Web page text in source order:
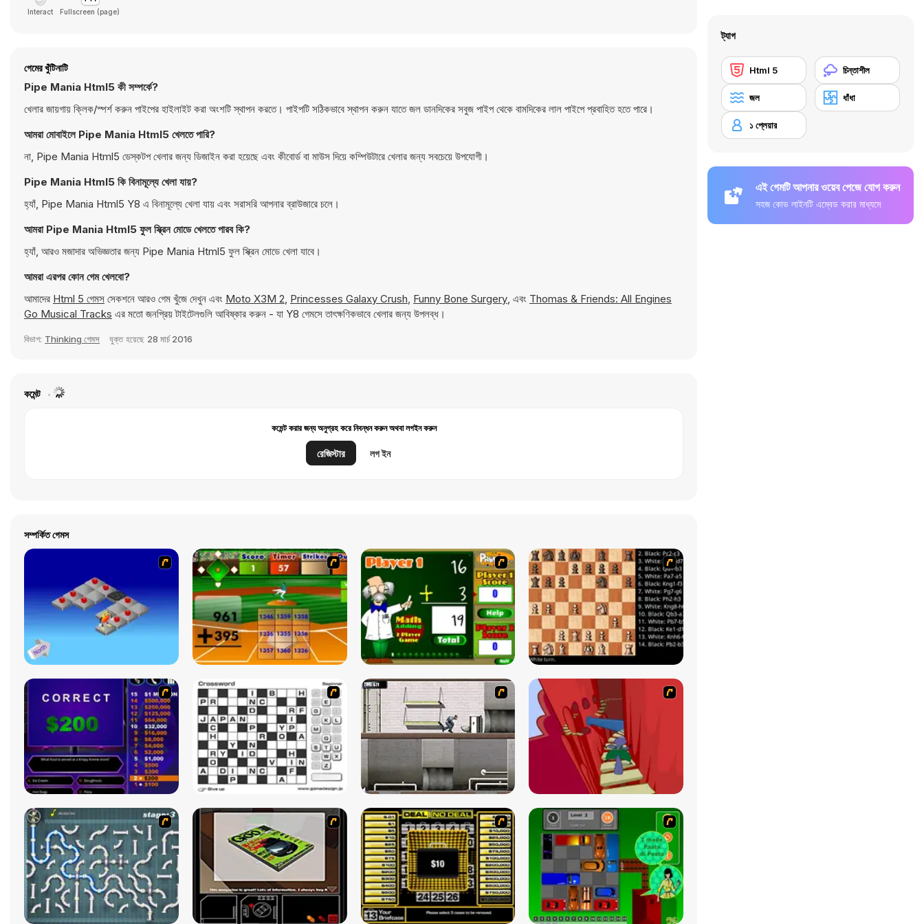
Interact Fullscreen (page)
গেমের খুঁটিনাটি
Pipe Mania Html5 কী সম্পর্কে?
খেলার জায়গায় ক্লিক/স্পর্শ করুন পাইপের হাইলাইট করা অংশটি স্থাপন করতে। পাইপটি সঠিকভাবে স্থাপন করুন যাতে জল ডানদিকের সবুজ পাইপ থেকে বামদিকের লাল পাইপে প্রবাহিত হতে পারে।
আমরা মোবাইলে Pipe Mania Html5 খেলতে পারি?
না, Pipe Mania Html5 ডেস্কটপ খেলার জন্য ডিজাইন করা হয়েছে এবং কীবোর্ড বা মাউস দিয়ে কম্পিউটারে খেলার জন্য সবচেয়ে উপযোগী।
Pipe Mania Html5 কি বিনামূল্যে খেলা যায়?
হ্যাঁ, Pipe Mania Html5 Y8 এ বিনামূল্যে খেলা যায় এবং সরাসরি আপনার ব্রাউজারে চলে।
আমরা Pipe Mania Html5 ফুল স্ক্রিন মোডে খেলতে পারব কি?
হ্যাঁ, আরও মজাদার অভিজ্ঞতার জন্য Pipe Mania Html5 ফুল স্ক্রিন মোডে খেলা যাবে।
আমরা এরপর কোন গেম খেলবো?
আমাদের Html 5 গেমস সেকশনে আরও গেম খুঁজে দেখুন এবং Moto X3M 2, Princesses Galaxy Crush, Funny Bone Surgery, এবং Thomas & Friends: All Engines
Go Musical Tracks এর মতো জনপ্রিয় টাইটেলগুলি আবিষ্কার করুন - যা Y8 গেমসে তাৎক্ষণিকভাবে খেলার জন্য উপলব্ধ।
বিভাগ: Thinking গেমস যুক্ত হয়েছে 28 মার্চ 2016
কমেন্ট
কমেন্ট করার জন্য অনুগ্রহ করে নিবন্ধন করুন অথবা লগইন করুন
রেজিস্টার লগ ইন
সম্পর্কিত গেমস
ট্যাগ
Html 5 চিন্তাশীল
জল ধাঁধা
১ প্লেয়ার
এই গেমটি আপনার ওয়েব পেজে যোগ করুন
সহজ কোড লাইনটি এম্বেড করার মাধ্যমে